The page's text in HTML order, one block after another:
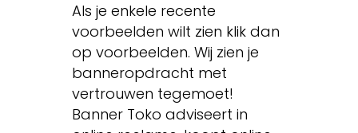
Als je enkele recente
voorbeelden wilt zien klik dan
op voorbeelden. Wij zien je
banneropdracht met
vertrouwen tegemoet!
Banner Toko adviseert in